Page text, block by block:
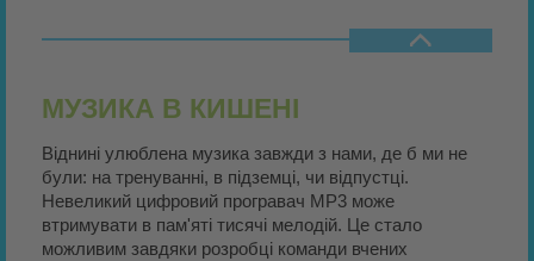
МУЗИКА В КИШЕНІ
Віднині улюблена музика завжди з нами, де б ми не
були: на тренуванні, в підземці, чи відпустці.
Невеликий цифровий програвач MP3 може
втримувати в пам'яті тисячі мелодій. Це стало
можливим завдяки розробці команди вчених